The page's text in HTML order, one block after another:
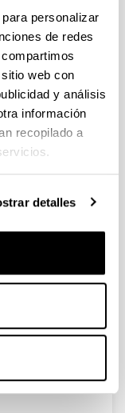
personalizar
de redes
web con
y análisis
información
recopilado a
detalles
las
1521-